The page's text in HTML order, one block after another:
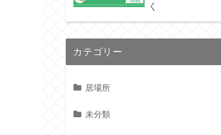
く
カテゴリー
居場所
未分類